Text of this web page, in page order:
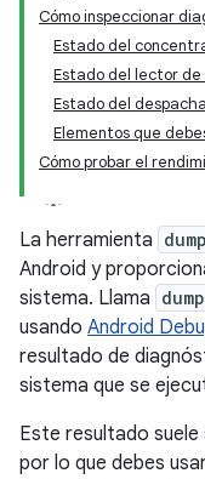
Cómo inspeccionar
Estado del
Estado del lector
Estado del
Elementos que
Cómo probar el
La herramienta
Android y
sistema. Llama
usando Android
resultado de
sistema que se
Este resultado
por lo que debes